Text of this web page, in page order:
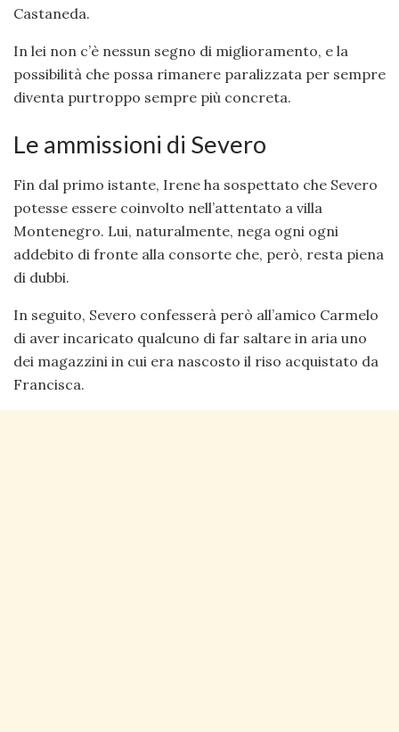
Castaneda.
In lei non c’è nessun segno di miglioramento, e la
possibilità che possa rimanere paralizzata per sempre
diventa purtroppo sempre più concreta.
Le ammissioni di Severo
Fin dal primo istante, Irene ha sospettato che Severo
potesse essere coinvolto nell’attentato a villa
Montenegro. Lui, naturalmente, nega ogni ogni
addebito di fronte alla consorte che, però, resta piena
di dubbi.
In seguito, Severo confesserà però all’amico Carmelo
di aver incaricato qualcuno di far saltare in aria uno
dei magazzini in cui era nascosto il riso acquistato da
Francisca.